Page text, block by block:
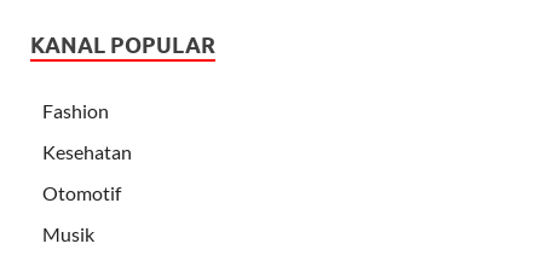
KANAL POPULAR
Fashion
Kesehatan
Otomotif
Musik